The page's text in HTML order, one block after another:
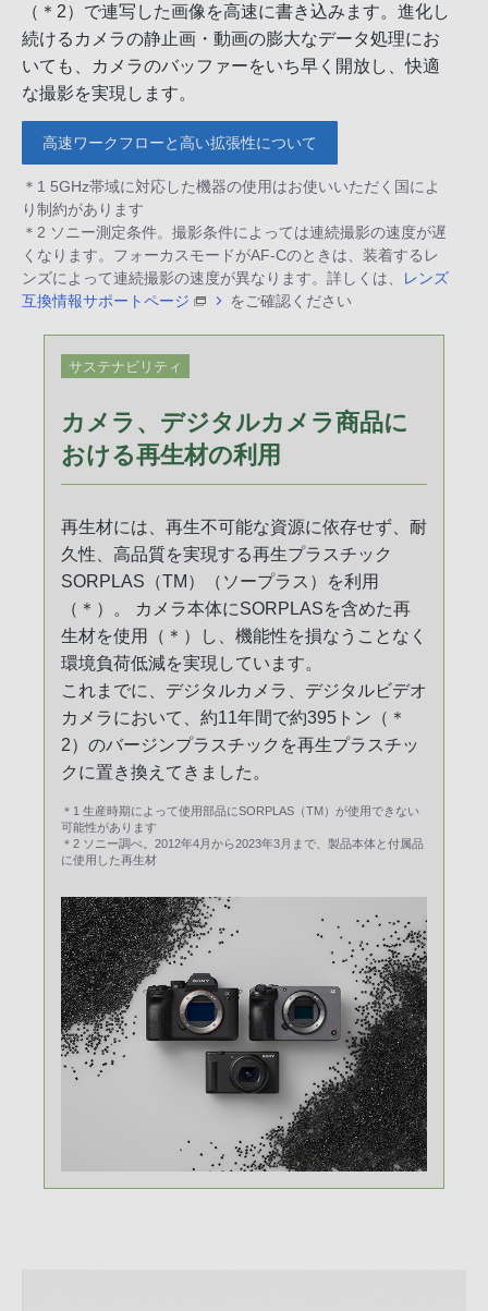
（＊2）で連写した画像を高速に書き込みます。進化し
続けるカメラの静止画・動画の膨大なデータ処理にお
いても、カメラのバッファーをいち早く開放し、快適
な撮影を実現します。
高速ワークフローと高い拡張性について
＊1 5GHz帯域に対応した機器の使用はお使いいただく国によ
り制約があります
＊2 ソニー測定条件。撮影条件によっては連続撮影の速度が遅
くなります。フォーカスモードがAF-Cのときは、装着するレ
ンズによって連続撮影の速度が異なります。詳しくは、
レンズ
互換情報サポートページ
をご確認ください
サステナビリティ
カメラ、デジタルカメラ商品に
おける再生材の利用
再生材には、再生不可能な資源に依存せず、耐
久性、高品質を実現する再生プラスチック
SORPLAS（TM）（ソープラス）を利用
（＊）。 カメラ本体にSORPLASを含めた再
生材を使用（＊）し、機能性を損なうことなく
環境負荷低減を実現しています。
これまでに、デジタルカメラ、デジタルビデオ
カメラにおいて、約11年間で約395トン（＊
2）のバージンプラスチックを再生プラスチッ
クに置き換えてきました。
＊1 生産時期によって使用部品にSORPLAS（TM）が使用できない
可能性があります
＊2 ソニー調べ。2012年4月から2023年3月まで、製品本体と付属品
に使用した再生材